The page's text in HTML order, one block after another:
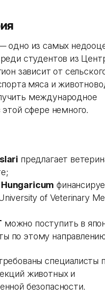
одно из самых
студентов из
зависит от
мяса и
международное
этой сфере немного.
предлагает
of Veterinary
можно поступить в
по этому
специалисты
животных и
безопасности.